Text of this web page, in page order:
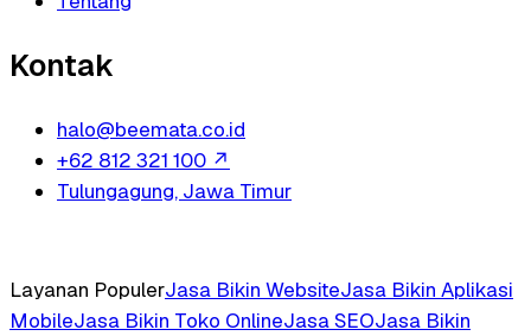
Kontak
halo@beemata.co.id
+62 812 321 100 ↗
Tulungagung, Jawa Timur
Layanan PopulerJasa Bikin WebsiteJasa Bikin Aplikasi
MobileJasa Bikin Toko OnlineJasa SEOJasa Bikin